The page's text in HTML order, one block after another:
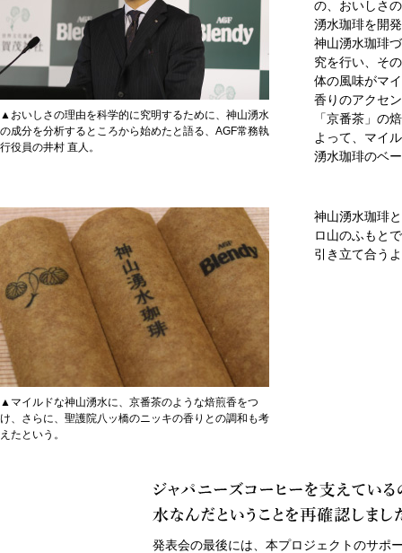
▲おいしさの理由を科学的に究明するために、神山湧水
の成分を分析するところから始めたと語る、AGF常務執
行役員の井村 直人。
の、おいしさ
湧水珈琲を開
神山湧水珈琲
究を行い、そ
体の風味がマ
香りのアクセ
「京番茶」の
よって、マイ
湧水珈琲のベ
▲マイルドな神山湧水に、京番茶のような焙煎香をつ
け、さらに、聖護院八ッ橋のニッキの香りとの調和も考
えたという。
神山湧水珈琲
ロ山のふもと
引き立て合う
発表会の最後には、本プロジェクトのサポ